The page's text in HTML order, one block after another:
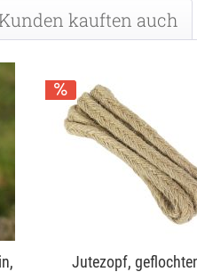
kauften auch
Jutezopf,